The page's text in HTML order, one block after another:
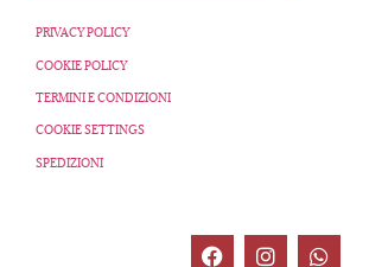
PRIVACY POLICY
COOKIE POLICY
TERMINI E CONDIZIONI
COOKIE SETTINGS
SPEDIZIONI